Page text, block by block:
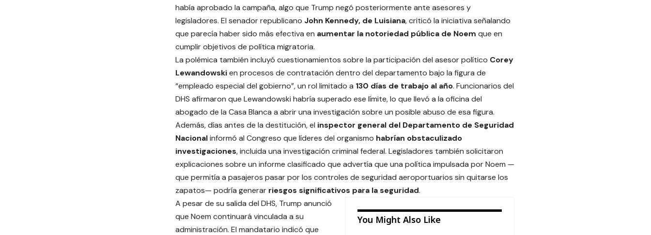
había aprobado la campaña, algo que Trump negó posteriormente ante asesores y
legisladores. El senador republicano John Kennedy, de Luisiana, criticó la iniciativa señalando
que parecía haber sido más efectiva en aumentar la notoriedad pública de Noem que en
cumplir objetivos de política migratoria.
La polémica también incluyó cuestionamientos sobre la participación del asesor político Corey
Lewandowskien procesos de contratación dentro del departamento bajo la figura de
“empleado especial del gobierno”, un rol limitado a 130 días de trabajo al año. Funcionarios del
DHS afirmaron que Lewandowski habría superado ese límite, lo que llevó a la oficina del
abogado de la Casa Blanca a abrir una investigación sobre un posible abuso de esa figura.
Además, días antes de la destitución, el inspector general del Departamento de Seguridad
Nacionalinformó al Congreso que líderes del organismo habrían obstaculizado
investigaciones, incluida una investigación criminal federal. Legisladores también solicitaron
explicaciones sobre un informe clasificado que advertía que una política impulsada por Noem —
que permitía a pasajeros pasar por los controles de seguridad aeroportuarios sin quitarse los
zapatos— podría generar riesgos significativos para la seguridad.
You Might Also Like
A pesar de su salida del DHS, Trump anunció
que Noem continuará vinculada a su
administración. El mandatario indicó que